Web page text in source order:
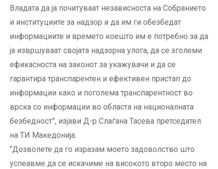
Владата да ја почитуваат независноста на Собранието
и институциите за надзор и да им ги обезбедат
информациите и времето коешто им е потребно за да
ја извршуваат својата надзорна улога, да се зголеми
ефикасноста на законот за укажувачи и да се
гарантира транспарентен и ефективен пристап до
информации како и поголема транспарентност во
врска со информации во областа на националната
безбедност”, изјави Д-р Слаѓана Тасева претседател
на ТИ Македонија.
“Дозволете да го изразам моето задоволство што
успеавме да се искачиме на високото второ место на